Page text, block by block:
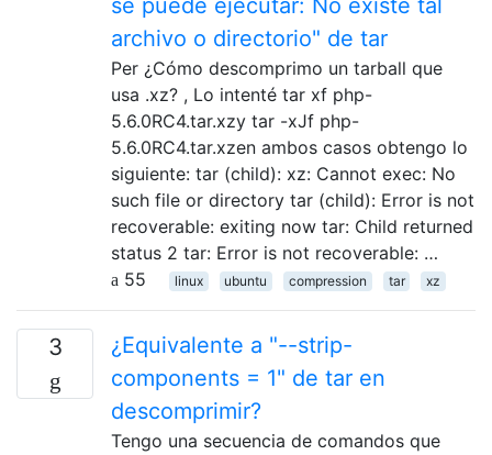
se puede ejecutar: No existe tal
archivo o directorio" de tar
Per ¿Cómo descomprimo un tarball que
usa .xz? , Lo intenté tar xf php-
5.6.0RC4.tar.xzy tar -xJf php-
5.6.0RC4.tar.xzen ambos casos obtengo lo
siguiente: tar (child): xz: Cannot exec: No
such file or directory tar (child): Error is not
recoverable: exiting now tar: Child returned
status 2 tar: Error is not recoverable: …
55
linux ubuntu compression tar xz
3
¿Equivalente a "--strip-
components = 1" de tar en
descomprimir?
Tengo una secuencia de comandos que